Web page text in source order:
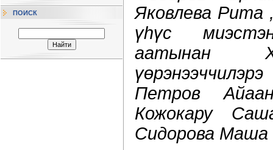
ПОИСК
Яковлева
үһүс
аатынан
Петров
Кожокару
Сидорова